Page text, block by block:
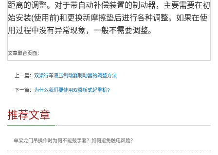
距离的调整。对于带自动补偿装置的制动器，主要需要在初
始安装(使用前)和更换新摩擦垫后进行各种调整。如果在使
用过程中没有异常现象，一般不需要调整。
文章聚合页面：
上一篇： 双梁行车液压制动器制动器的调整方法
下一篇： 为什么我们要使用双梁桥式起重机?
推荐文章
单梁龙门吊操作时为何不能戴手套？如何避免触电风险？